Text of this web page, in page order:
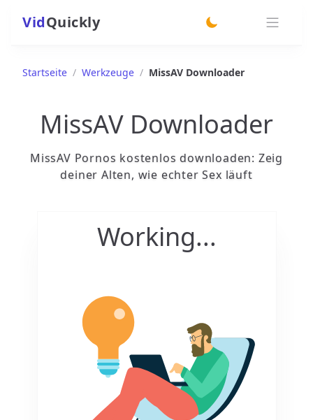
VidQuickly
Startseite / Werkzeuge / MissAV Downloader
MissAV Downloader
MissAV Pornos kostenlos downloaden: Zeig
deiner Alten, wie echter Sex läuft
Working...